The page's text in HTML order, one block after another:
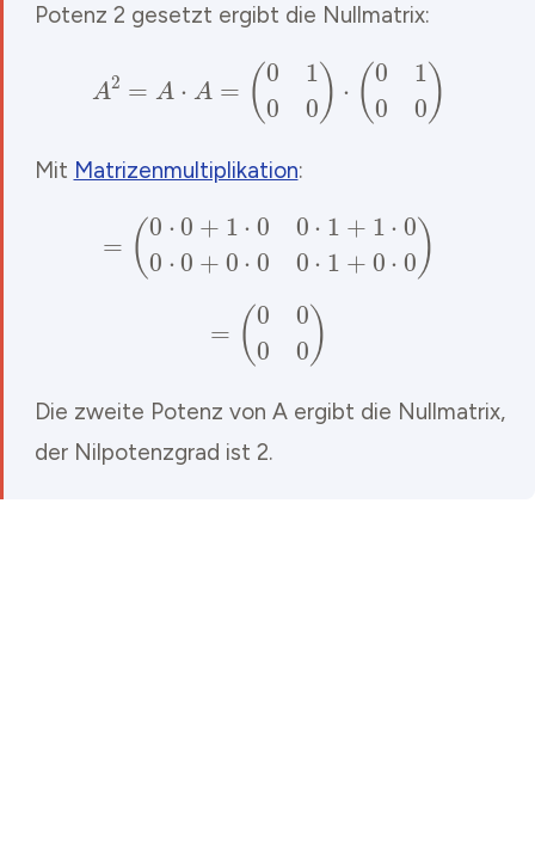
Potenz 2 gesetzt ergibt die Nullmatrix:
010 0)⋅( 00
Mit Matrizenmultiplikation:
+1⋅ 00 1 + 0 0 0 0 0 1+0
00 0)
Die zweite Potenz von A ergibt die Nullmatrix,
der Nilpotenzgrad ist 2.